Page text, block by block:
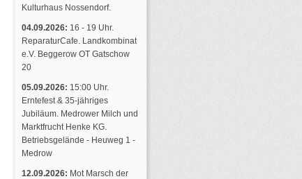
Kulturhaus Nossendorf.
04.09.2026: 16 - 19 Uhr.
ReparaturCafe. Landkombinat
e.V. Beggerow OT Gatschow
20
05.09.2026: 15:00 Uhr.
Erntefest & 35-jähriges
Jubiläum. Medrower Milch und
Marktfrucht Henke KG.
Betriebsgelände - Heuweg 1 -
Medrow
12.09.2026: Mot Marsch der